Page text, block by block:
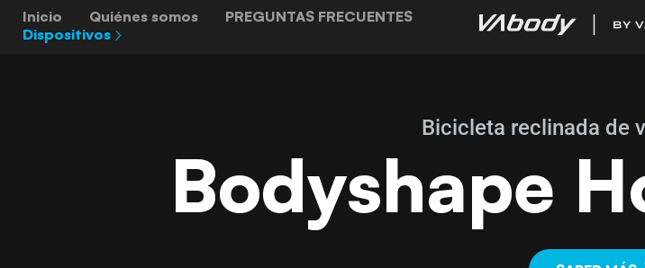
Inicio Quiénes somos
PREGUNTAS FRECUENTES
Dispositivos
Bicicleta reclinada de
Bodyshape